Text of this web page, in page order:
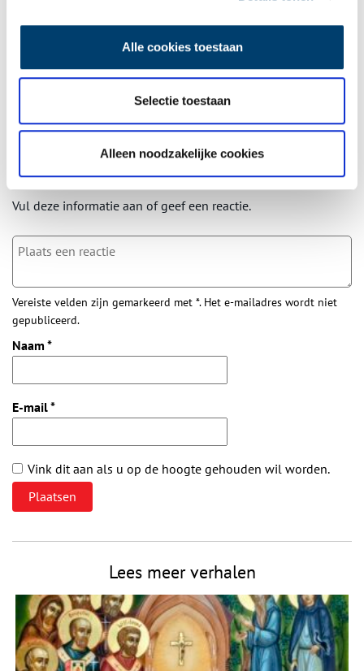
Alle cookies toestaan
Selectie toestaan
Alleen noodzakelijke cookies
Aanvullingen
Vul deze informatie aan of geef een reactie.
Vereiste velden zijn gemarkeerd met *. Het e-mailadres wordt niet
gepubliceerd.
Naam *
E-mail*
Vink dit aan als u op de hoogte gehouden wil worden.
Lees meer verhalen